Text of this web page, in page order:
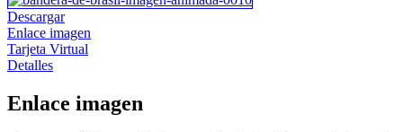
Descargar
Enlace imagen
Tarjeta Virtual
Detalles
Enlace imagen